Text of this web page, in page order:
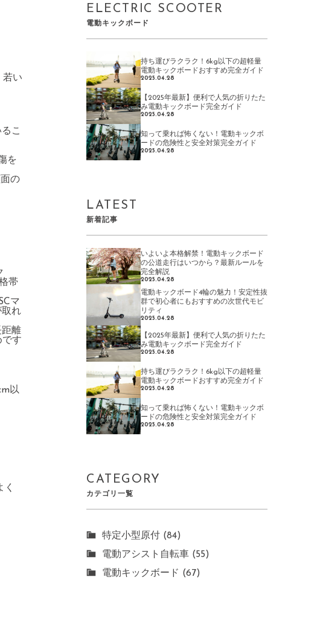
若い
こ
を
の
帯
マ
取れ
距離
です
以
ELECTRIC SCOOTER
電動キックボード
持ち運びラクラク！6kg以下の超軽量
電動キックボードおすすめ完全ガイド
2025.04.28
【2025年最新】便利で人気の折りたた
み電動キックボード完全ガイド
2025.04.28
知って乗れば怖くない！電動キックボ
ードの危険性と安全対策完全ガイド
2025.04.28
LATEST
新着記事
いよいよ本格解禁！電動キックボード
の公道走行はいつから？最新ルールを
完全解説
2025.04.28
電動キックボード4輪の魅力！安定性抜
群で初心者にもおすすめの次世代モビ
リティ
2025.04.28
【2025年最新】便利で人気の折りたた
み電動キックボード完全ガイド
2025.04.28
持ち運びラクラク！6kg以下の超軽量
電動キックボードおすすめ完全ガイド
2025.04.28
知って乗れば怖くない！電動キックボ
ードの危険性と安全対策完全ガイド
2025.04.28
CATEGORY
カテゴリ一覧
特定小型原付 (84)
電動アシスト自転車 (55)
電動キックボード (67)